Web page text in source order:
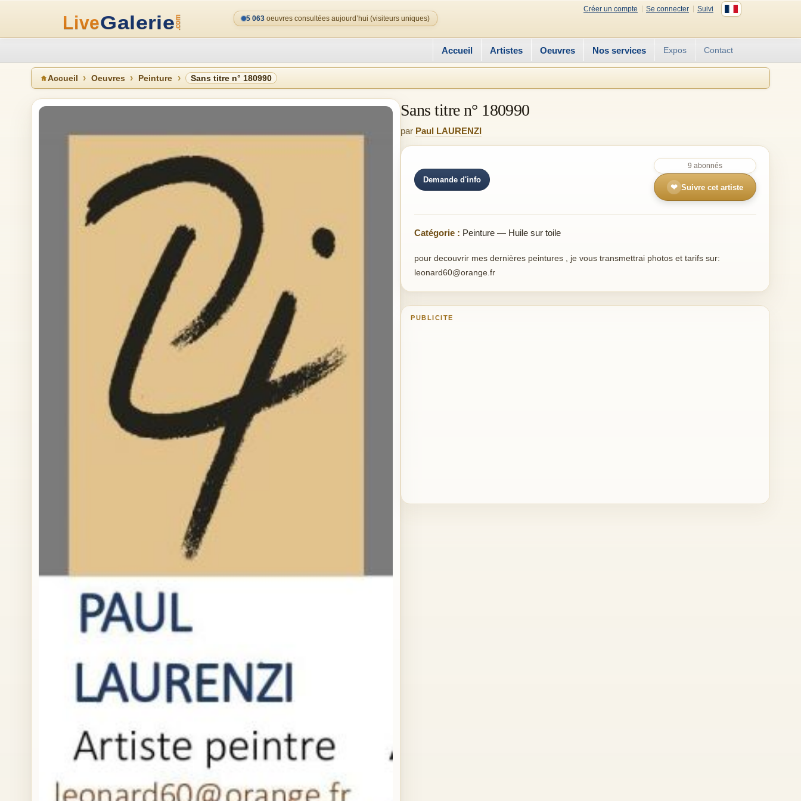
Créer un compte Se connecter
Suivi
5 063 oeuvres consultées aujourd’hui (visiteurs uniques)
Accueil Artistes Oeuvres Nos services Expos Contact
Accueil Oeuvres Peinture Sans titre n° 180990
Sans titre n° 180990
par Paul LAURENZI
Demande d'info
9 abonnés
❤ Suivre cet artiste
Catégorie : Peinture — Huile sur toile
pour decouvrir mes dernières peintures , je vous transmettrai photos et tarifs sur:
leonard60@orange.fr
PUBLICITE